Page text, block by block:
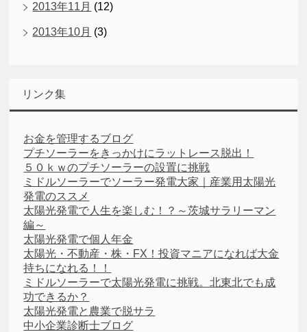
2013年11月 (12)
2013年10月 (3)
リンク集
お金を管理するブログ
プチソーラーをきっかけにラットレース脱出！
５０ｋｗのプチソーラーの設置に挑戦
ミドルソーラーでソーラー発電大家｜産業用太陽光
発電のススメ
太陽光発電で人生を楽しむ！？～茨城サラリーマン
編～
太陽光発電で個人年金
太陽光・不動産・株・FX！投資マニアになれば大金
持ちになれる！！
ミドルソーラーで太陽光発電に挑戦。北東北でも成
功できるか？
太陽光発電と農業で脱サラ
中小企業診断士ブログ